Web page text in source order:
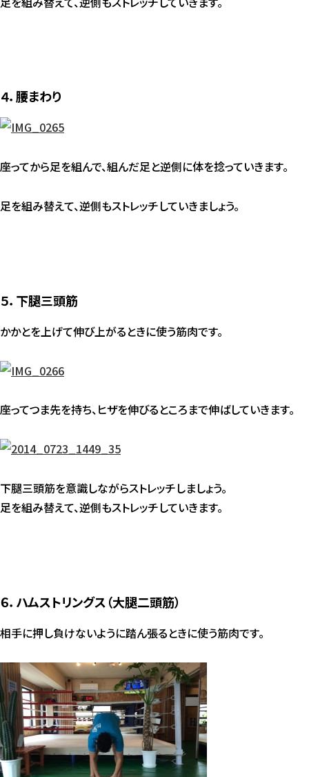
４．腰まわり
座ってから足を組んで、組んだ足と逆側に体を捻っていきます。
足を組み替えて、逆側もストレッチしていきましょう。
５．下腿三頭筋
かかとを上げて伸び上がるときに使う筋肉です。
座ってつま先を持ち、ヒザを伸びるところまで伸ばしていきます。
下腿三頭筋を意識しながらストレッチしましょう。
足を組み替えて、逆側もストレッチしていきます。
６．ハムストリングス（大腿二頭筋）
相手に押し負けないように踏ん張るときに使う筋肉です。